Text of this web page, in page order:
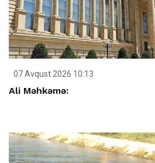
07 Avqust 2026 10:13
Ali Məhkəmə: